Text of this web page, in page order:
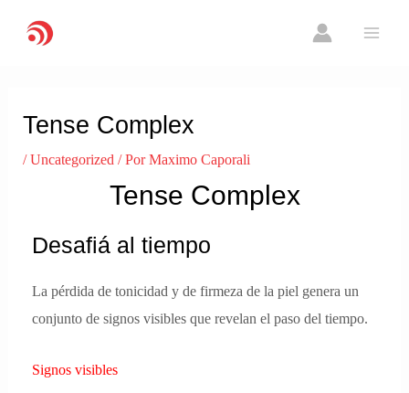
Tense Complex
/Uncategorized / PorMaximo Caporali
Tense Complex
Desafiá al tiempo
La pérdida de tonicidad y de firmeza de la piel genera un
conjunto de signos visibles que revelan el paso del tiempo.
Signos visibles
entradas